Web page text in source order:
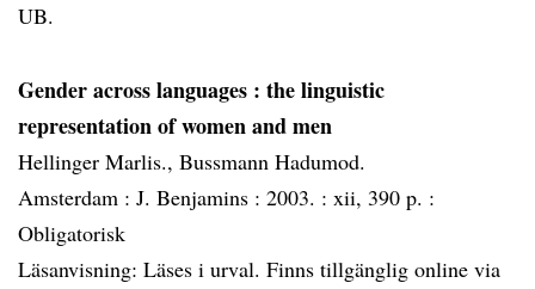
UB.
Gender across languages : the linguistic
representation of women and men
Hellinger Marlis., Bussmann Hadumod.
Amsterdam : J. Benjamins : 2003. : xii, 390 p. :
Obligatorisk
Läsanvisning: Läses i urval. Finns tillgänglig online via